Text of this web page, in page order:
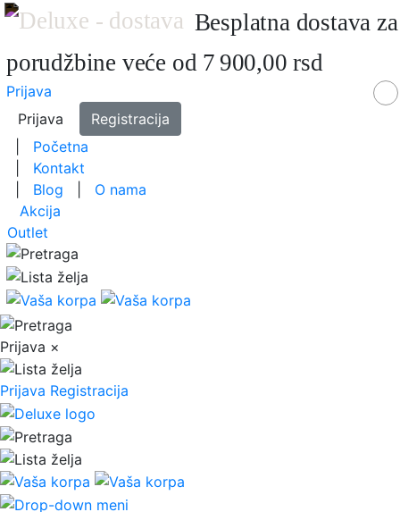
Besplatna dostava za
porudžbine veće od 7 900,00 rsd
Prijava
Prijava
Registracija
Početna
Kontakt
Blog
O nama
Akcija
Outlet
Prijava ×
Prijava Registracija